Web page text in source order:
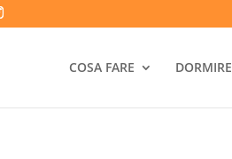
COSA FARE DORMIRE